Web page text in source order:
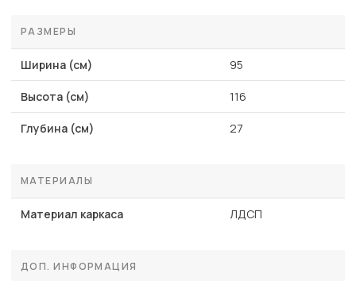
РАЗМЕРЫ
Ширина (см) 95
Высота (см) 116
Глубина (см) 27
МАТЕРИАЛЫ
Материал каркаса ЛДСП
ДОП. ИНФОРМАЦИЯ